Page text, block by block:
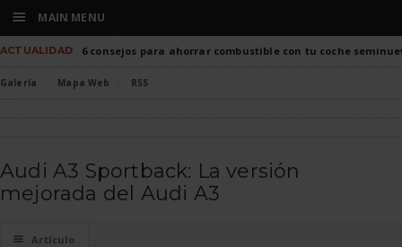
ACTUALIDAD 6 consejos para ahorrar combustible con tu coche
Galería Mapa Web RSS
Audi A3 Sportback: La versión
mejorada del Audi A3
☰ Artículo
☰ MAIN MENU